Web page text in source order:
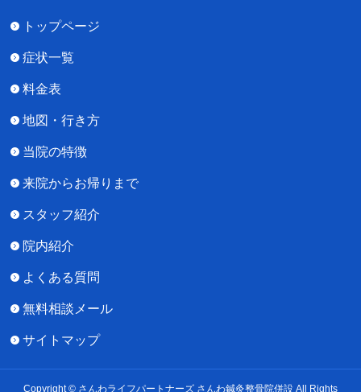
トップページ
症状一覧
料金表
地図・行き方
当院の特徴
来院からお帰りまで
スタッフ紹介
院内紹介
よくある質問
無料相談メール
サイトマップ
Copyright © さんわライフパートナーズ さんわ鍼灸整骨院併設 All Rights